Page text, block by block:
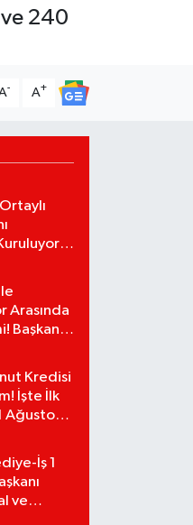
240
- A+
Arasında
Başkan
Kredisi
İşte İlk
Ağustos
İş 1
ve